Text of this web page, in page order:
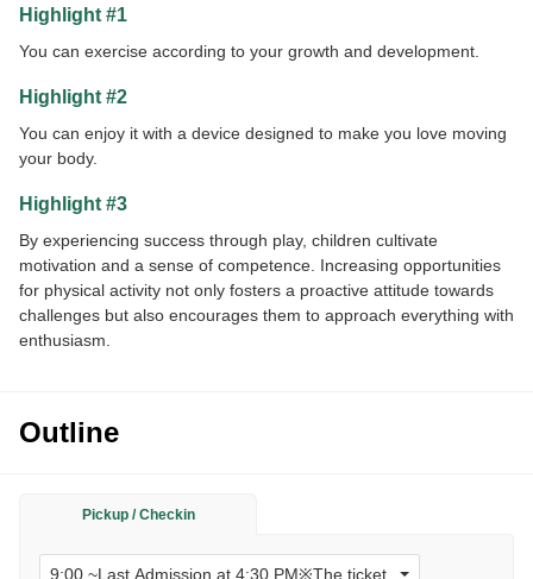
Highlight #1
You can exercise according to your growth and development.
Highlight #2
You can enjoy it with a device designed to make you love moving
your body.
Highlight #3
By experiencing success through play, children cultivate
motivation and a sense of competence. Increasing opportunities
for physical activity not only fosters a proactive attitude towards
challenges but also encourages them to approach everything with
enthusiasm.
Outline
Pickup / Checkin